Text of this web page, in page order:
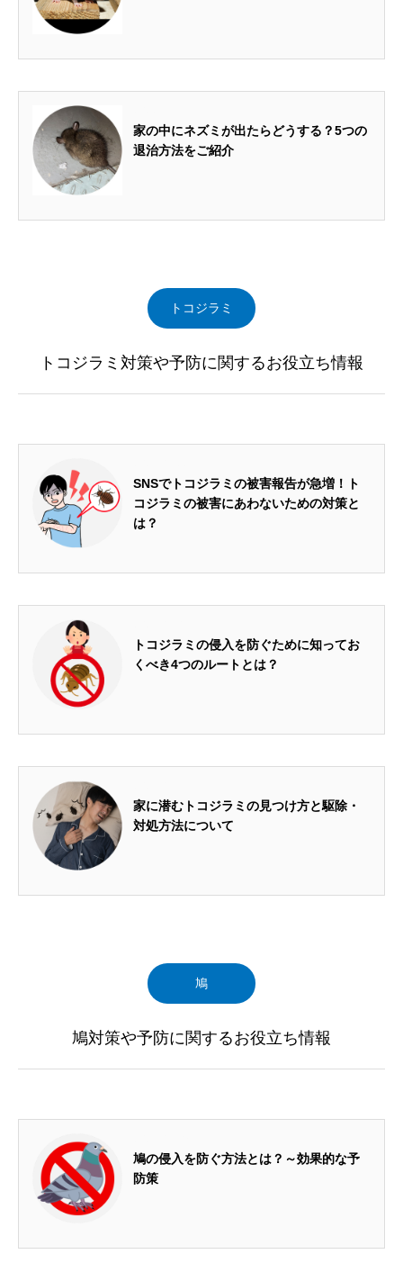
家の中にネズミが出たらどうする？5つの
退治方法をご紹介
トコジラミ
トコジラミ対策や予防に関するお役立ち情報
SNSでトコジラミの被害報告が急増！ト
コジラミの被害にあわないための対策と
は？
トコジラミの侵入を防ぐために知ってお
くべき4つのルートとは？
家に潜むトコジラミの見つけ方と駆除・
対処方法について
鳩
鳩対策や予防に関するお役立ち情報
鳩の侵入を防ぐ方法とは？～効果的な予
防策